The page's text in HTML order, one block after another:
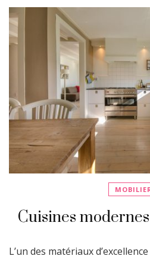
Cuisines
L’un des matériaux